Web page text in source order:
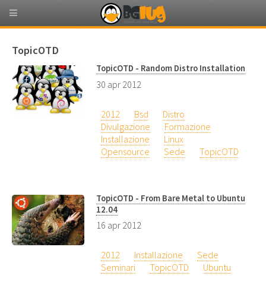
TopicOTD
TopicOTD - Random Distro Installation
30 apr 2012
2012 Bsd
Distro
Divulgazione
Formazione
Installazione
Linux
Opensource
Sede TopicOTD
TopicOTD - From Bare Metal to Ubuntu
12.04
16 apr 2012
2012 Installazione
Sede
Seminari
TopicOTD Ubuntu